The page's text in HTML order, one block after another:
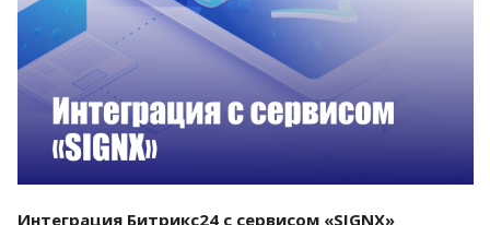
Смотреть проект
Интеграция Битрикс24 с сервисом «SIGNX»